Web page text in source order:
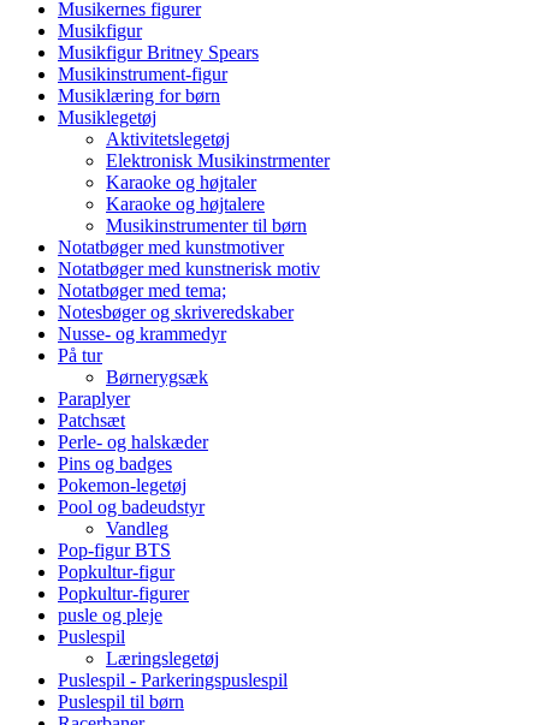
Musikernes figurer
Musikfigur
Musikfigur Britney Spears
Musikinstrument-figur
Musiklæring for børn
Musiklegetøj
Aktivitetslegetøj
Elektronisk Musikinstrmenter
Karaoke og højtaler
Karaoke og højtalere
Musikinstrumenter til børn
Notatbøger med kunstmotiver
Notatbøger med kunstnerisk motiv
Notatbøger med tema;
Notesbøger og skriveredskaber
Nusse- og krammedyr
På tur
Børnerygsæk
Paraplyer
Patchsæt
Perle- og halskæder
Pins og badges
Pokemon-legetøj
Pool og badeudstyr
Vandleg
Pop-figur BTS
Popkultur-figur
Popkultur-figurer
pusle og pleje
Puslespil
Læringslegetøj
Puslespil - Parkeringspuslespil
Puslespil til børn